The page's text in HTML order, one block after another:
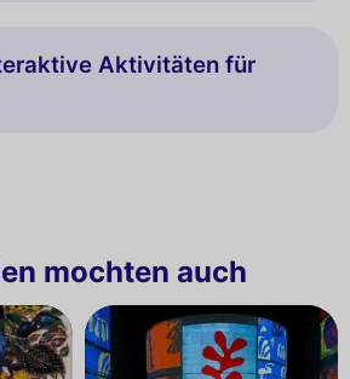
Aktivitäten für
mochten auch